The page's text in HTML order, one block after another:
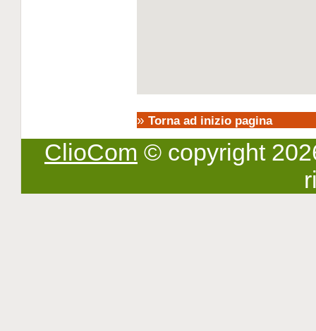
» Torna ad inizio pagina
ClioCom © copyright